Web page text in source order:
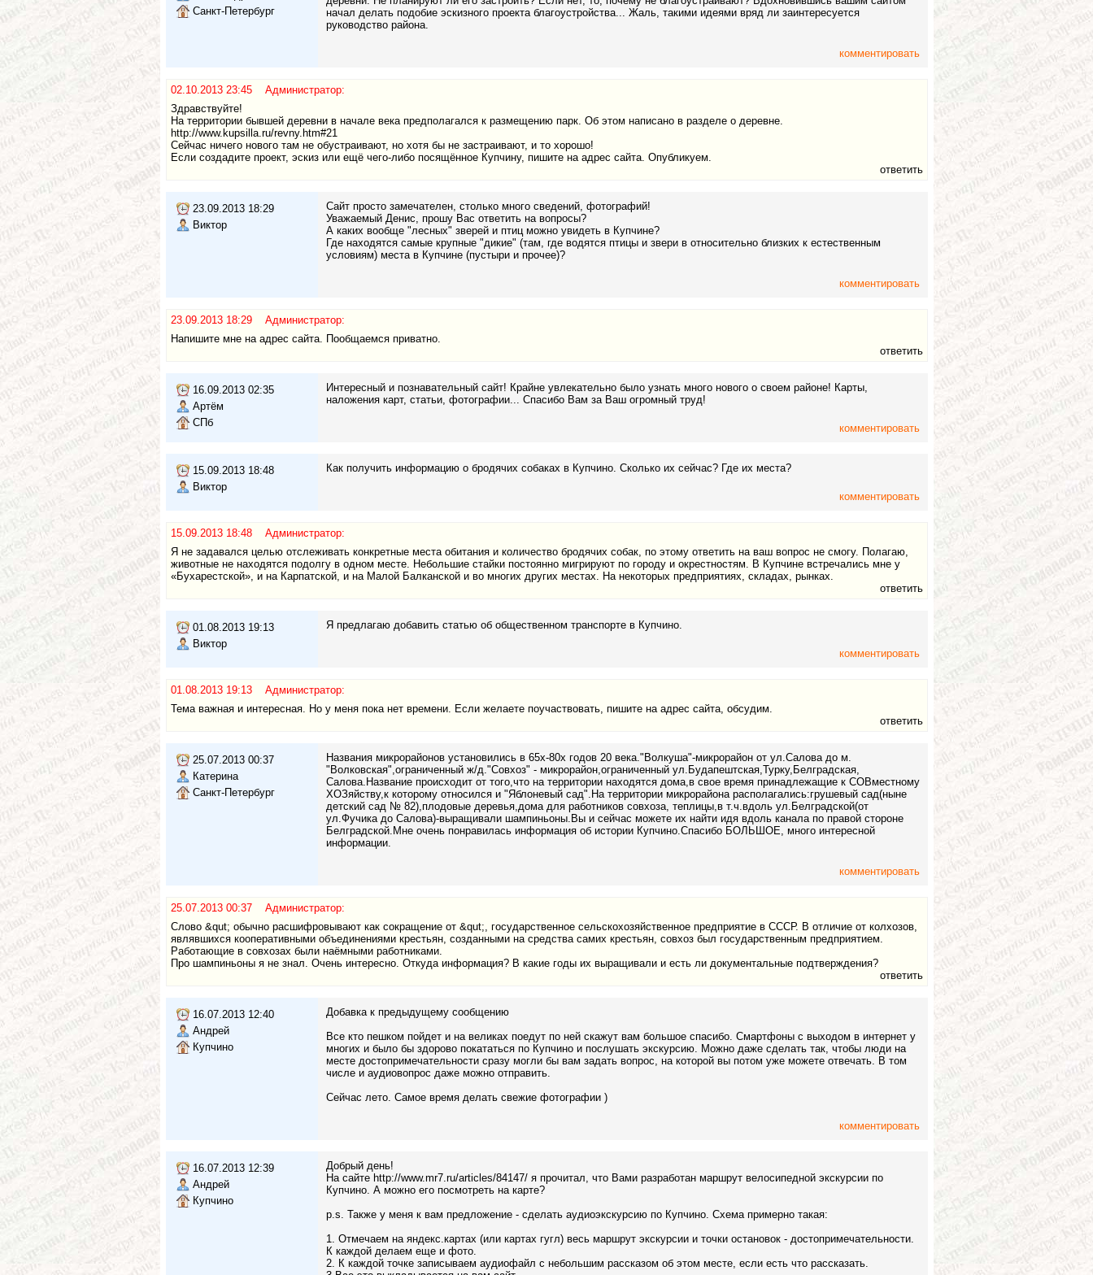
Санкт-Петербург
начал делать подобие эскизного проекта благоустройства... Жаль, такими идеями вряд ли заинтересуется
руководство района.
комментировать
02.10.2013 23:45 Администратор:
Здравствуйте!
На территории бывшей деревни в начале века предполагался к размещению парк. Об этом написано в разделе о деревне.
http://www.kupsilla.ru/revny.htm#21
Сейчас ничего нового там не обустраивают, но хотя бы не застраивают, и то хорошо!
Если создадите проект, эскиз или ещё чего-либо посящённое Купчину, пишите на адрес сайта. Опубликуем.
ответить
23.09.2013 18:29
Виктор
Сайт просто замечателен, столько много сведений, фотографий!
Уважаемый Денис, прошу Вас ответить на вопросы?
А каких вообще "лесных" зверей и птиц можно увидеть в Купчине?
Где находятся самые крупные "дикие" (там, где водятся птицы и звери в относительно близких к естественным
условиям) места в Купчине (пустыри и прочее)?
комментировать
23.09.2013 18:29 Администратор:
Напишите мне на адрес сайта. Пообщаемся приватно.
ответить
16.09.2013 02:35
Артём
СПб
Интересный и познавательный сайт! Крайне увлекательно было узнать много нового о своем районе! Карты,
наложения карт, статьи, фотографии... Спасибо Вам за Ваш огромный труд!
комментировать
15.09.2013 18:48
Виктор
Как получить информацию о бродячих собаках в Купчино. Сколько их сейчас? Где их места?
комментировать
15.09.2013 18:48 Администратор:
Я не задавался целью отслеживать конкретные места обитания и количество бродячих собак, по этому ответить на ваш вопрос не смогу. Полагаю,
животные не находятся подолгу в одном месте. Небольшие стайки постоянно мигрируют по городу и окрестностям. В Купчине встречались мне у
«Бухарестской», и на Карпатской, и на Малой Балканской и во многих других местах. На некоторых предприятиях, складах, рынках.
ответить
01.08.2013 19:13
Виктор
Я предлагаю добавить статью об общественном транспорте в Купчино.
комментировать
01.08.2013 19:13 Администратор:
Тема важная и интересная. Но у меня пока нет времени. Если желаете поучаствовать, пишите на адрес сайта, обсудим.
ответить
25.07.2013 00:37
Катерина
Санкт-Петербург
Названия микрорайонов установились в 65х-80х годов 20 века."Волкуша"-микрорайон от ул.Салова до м.
"Волковская",ограниченный ж/д."Совхоз" - микрорайон,ограниченный ул.Будапештская,Турку,Белградская,
Салова.Название происходит от того,что на территории находятся дома,в свое время принадлежащие к СОВместному
ХОЗяйству,к которому относился и "Яблоневый сад".На территории микрорайона располагались:грушевый сад(ныне
детский сад № 82),плодовые деревья,дома для работников совхоза, теплицы,в т.ч.вдоль ул.Белградской(от
ул.Фучика до Салова)-выращивали шампиньоны.Вы и сейчас можете их найти идя вдоль канала по правой стороне
Белградской.Мне очень понравилась информация об истории Купчино.Спасибо БОЛЬШОЕ, много интересной
информации.
комментировать
25.07.2013 00:37 Администратор:
Слово &qut; обычно расшифровывают как сокращение от &qut;, государственное сельскохозяйственное предприятие в СССР. В отличие от колхозов,
являвшихся кооперативными объединениями крестьян, созданными на средства самих крестьян, совхоз был государственным предприятием.
Работающие в совхозах были наёмными работниками.
Про шампиньоны я не знал. Очень интересно. Откуда информация? В какие годы их выращивали и есть ли документальные подтверждения?
ответить
16.07.2013 12:40
Андрей
Купчино
Добавка к предыдущему сообщению
Все кто пешком пойдет и на великах поедут по ней скажут вам большое спасибо. Смартфоны с выходом в интернет у
многих и было бы здорово покататься по Купчино и послушать экскурсию. Можно даже сделать так, чтобы люди на
месте достопримечательности сразу могли бы вам задать вопрос, на которой вы потом уже можете отвечать. В том
числе и аудиовопрос даже можно отправить.
Сейчас лето. Самое время делать свежие фотографии )
комментировать
16.07.2013 12:39
Андрей
Купчино
Добрый день!
На сайте http://www.mr7.ru/articles/84147/ я прочитал, что Вами разработан маршрут велосипедной экскурсии по
Купчино. А можно его посмотреть на карте?
p.s. Также у меня к вам предложение - сделать аудиоэкскурсию по Купчино. Схема примерно такая:
1. Отмечаем на яндекс.картах (или картах гугл) весь маршрут экскурсии и точки остановок - достопримечательности.
К каждой делаем еще и фото.
2. К каждой точке записываем аудиофайл с небольшим рассказом об этом месте, если есть что рассказать.